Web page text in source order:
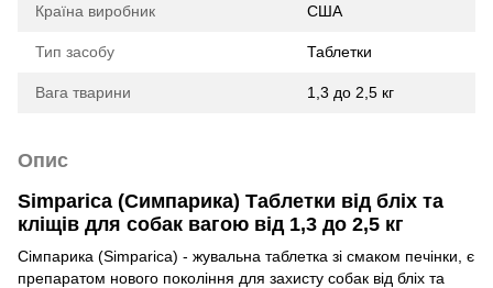
Країна виробник США
Тип засобу Таблетки
Вага тварини 1,3 до 2,5 кг
Опис
Simparica (Симпарика) Таблетки від бліх та
кліщів для собак вагою від 1,3 до 2,5 кг
Сімпарика (Simparica) - жувальна таблетка зі смаком печінки, є
препаратом нового покоління для захисту собак від бліх та